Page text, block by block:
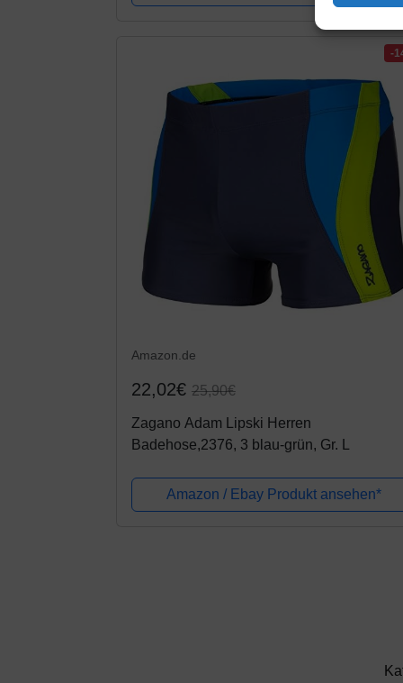
-
Amazon.de
22,02€ 25,90€
Zagano Adam Lipski Herren
Badehose,2376, 3 blau-grün, Gr. L
Amazon / Ebay Produkt ansehen*